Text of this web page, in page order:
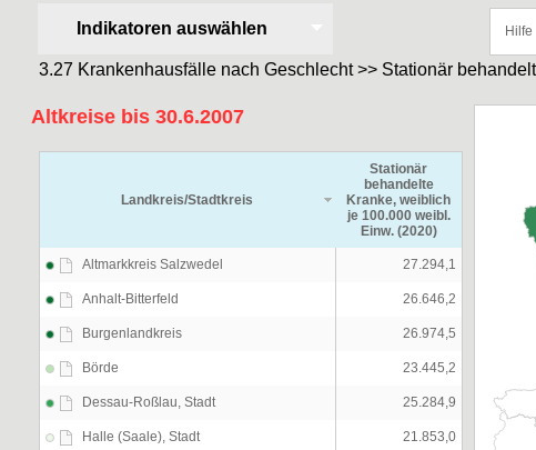
Hilfe
Landkreis/Stadtkreis
Stationär
behandelte
Kranke, weiblich
je 100.000 weibl.
Einw. (2020)
Altmarkkreis Salzwedel 27.294,1
Anhalt-Bitterfeld 26.646,2
Burgenlandkreis 26.974,5
Börde 23.445,2
Dessau-Roßlau, Stadt 25.284,9
Halle (Saale), Stadt 21.853,0
Indikatoren auswählen
3.27 Krankenhausfälle nach Geschlecht >> Stationär
Altkreise bis 30.6.2007